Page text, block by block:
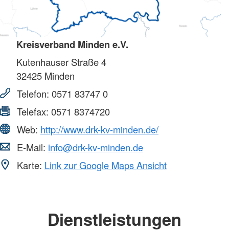
Kreisverband Minden e.V.
Kutenhauser Straße 4
32425 Minden
Telefon: 0571 83747 0
Telefax: 0571 8374720
Web: http://www.drk-kv-minden.de/
E-Mail: info@drk-kv-minden.de
Karte: Link zur Google Maps Ansicht
Dienstleistungen